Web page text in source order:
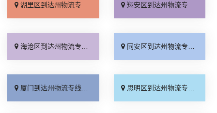
湖里区到达州物流专线_省事省心「服务周到」 翔安区到达州物流专线_怎么收费「运价实惠」
海沧区到达州物流专线_限时必达「几天到达」 同安区到达州物流专线_计费标准「专线直达」
厦门到达州物流专线_费用多少「直发全境」 思明区到达州物流专线_物流拼车「直达到站」